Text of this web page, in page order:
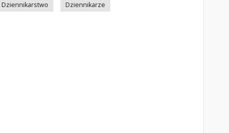
Dziennikarstwo Dziennikarze